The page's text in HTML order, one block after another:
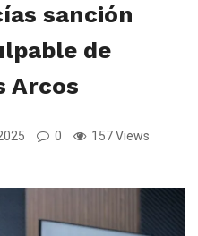
sanción
de
Arcos
0 157 Views